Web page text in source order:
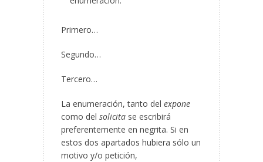
Primero…
Segundo…
Tercero…
La enumeración, tanto del expone
como del solicita se escribirá
preferentemente en negrita. Si en
estos dos apartados hubiera sólo un
motivo y/o petición,